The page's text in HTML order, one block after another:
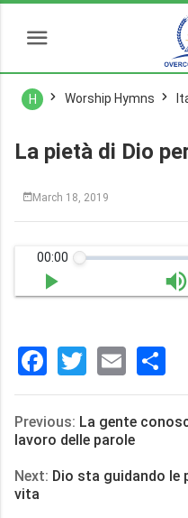
H Worship Hymns
La pietà di Dio
March 18, 2019
00:00
Facebook
Twitter
Email
Previous: La gente
lavoro delle parole
Next: Dio sta guidando le
vita